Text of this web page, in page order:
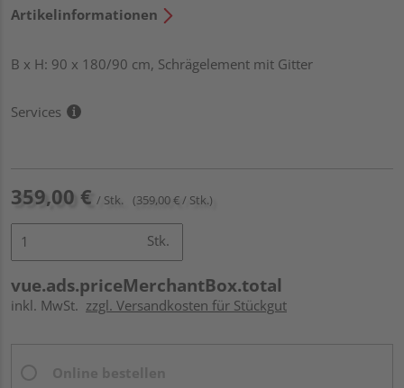
Artikelinformationen
B x H: 90 x 180/90 cm, Schrägelement mit Gitter
Services
359,00 € / Stk. (359,00 € / Stk.)
Stk.
vue.ads.priceMerchantBox.total
inkl. MwSt. zzgl. Versandkosten für Stückgut